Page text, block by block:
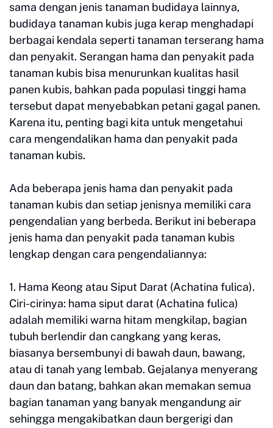
sama dengan jenis tanaman budidaya lainnya,
budidaya tanaman kubis juga kerap menghadapi
berbagai kendala seperti tanaman terserang hama
dan penyakit. Serangan hama dan penyakit pada
tanaman kubis bisa menurunkan kualitas hasil
panen kubis, bahkan pada populasi tinggi hama
tersebut dapat menyebabkan petani gagal panen.
Karena itu, penting bagi kita untuk mengetahui
cara mengendalikan hama dan penyakit pada
tanaman kubis.
Ada beberapa jenis hama dan penyakit pada
tanaman kubis dan setiap jenisnya memiliki cara
pengendalian yang berbeda. Berikut ini beberapa
jenis hama dan penyakit pada tanaman kubis
lengkap dengan cara pengendaliannya:
1. Hama Keong atau Siput Darat (Achatina fulica).
Ciri-cirinya: hama siput darat (Achatina fulica)
adalah memiliki warna hitam mengkilap, bagian
tubuh berlendir dan cangkang yang keras,
biasanya bersembunyi di bawah daun, bawang,
atau di tanah yang lembab. Gejalanya menyerang
daun dan batang, bahkan akan memakan semua
bagian tanaman yang banyak mengandung air
sehingga mengakibatkan daun bergerigi dan